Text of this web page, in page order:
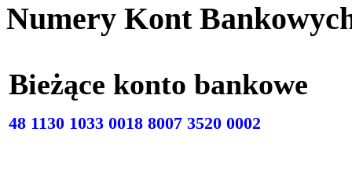
Numery Kont
Bieżące konto
48 1130 1033 0018 8007 3520 0002